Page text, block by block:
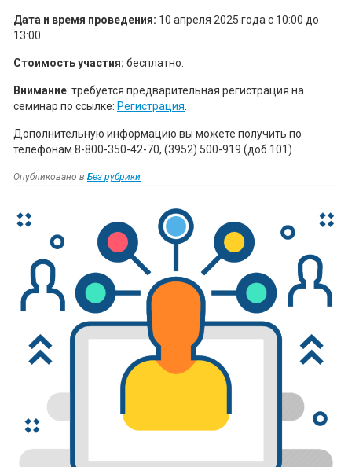
Дата и время проведения: 10 апреля 2025 года с 10:00 до
13:00.
Стоимость участия: бесплатно.
Внимание: требуется предварительная регистрация на
семинар по ссылке: Регистрация.
Дополнительную информацию вы можете получить по
телефонам 8-800-350-42-70, (3952) 500-919 (доб.101)
Опубликовано в Без рубрики
Навигация